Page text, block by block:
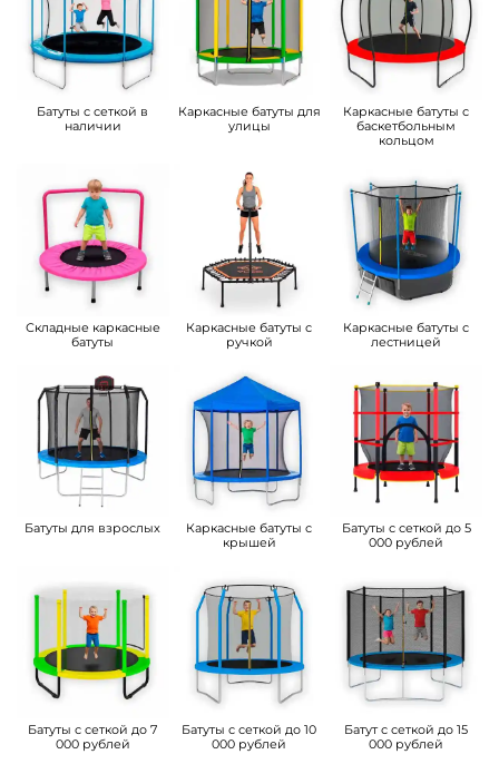
Батуты с сеткой в
наличии
Каркасные батуты для
улицы
Каркасные батуты с
баскетбольным
кольцом
Складные каркасные
батуты
Каркасные батуты с
ручкой
Каркасные батуты с
лестницей
Батуты для взрослых
Каркасные батуты с
крышей
Батуты с сеткой до 5
000 рублей
Батуты с сеткой до 7
000 рублей
Батуты с сеткой до 10
000 рублей
Батут с сеткой до 15
000 рублей